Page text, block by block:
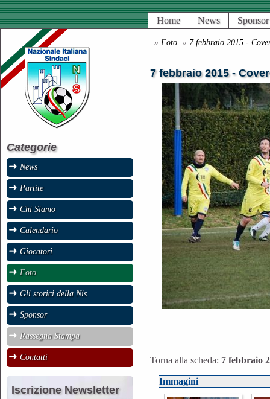
Home News Sponsor
» Foto » 7 febbraio 2015 -
7 febbraio 2015 -
Torna alla scheda: 7 febbraio
Immagini
Categorie
News
Partite
Chi Siamo
Calendario
Giocatori
Foto
Gli storici della Nis
Sponsor
Rassegna Stampa
Contatti
Iscrizione Newsletter